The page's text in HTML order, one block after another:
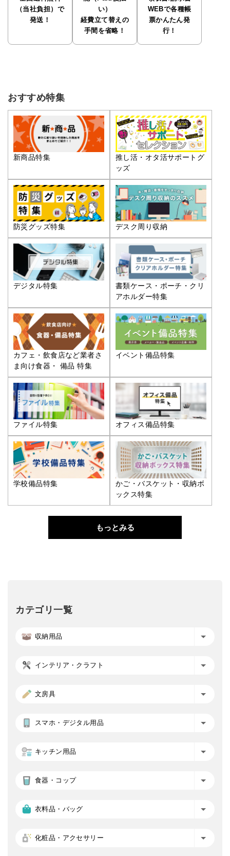
（当社負担）で
発送！
い）
経費立て替えの
手間を省略！
WEBで各種帳
票かんたん発
行！
おすすめ特集
新商品特集
推し活・オタ活サポートグ
ッズ
防災グッズ特集 デスク周り収納
デジタル特集
書類ケース・ポーチ・クリ
アホルダー特集
カフェ・飲食店など業者さ
ま向け食器・ 備品 特集
イベント備品特集
ファイル特集 オフィス備品特集
学校備品特集
かご・バスケット・収納ボ
ックス特集
もっとみる
カテゴリ一覧
収納用品
インテリア・クラフト
文房具
スマホ・デジタル用品
キッチン用品
食器・コップ
衣料品・バッグ
化粧品・アクセサリー